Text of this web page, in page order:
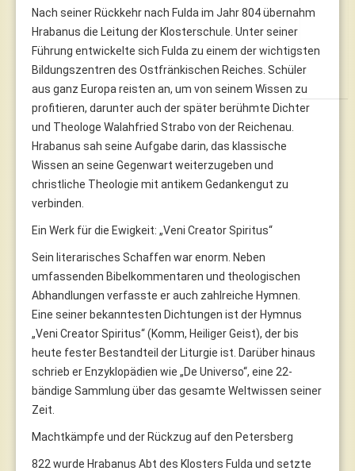
Nach seiner Rückkehr nach Fulda im Jahr 804 übernahm
Hrabanus die Leitung der Klosterschule. Unter seiner
Führung entwickelte sich Fulda zu einem der wichtigsten
Bildungszentren des Ostfränkischen Reiches. Schüler
aus ganz Europa reisten an, um von seinem Wissen zu
profitieren, darunter auch der später berühmte Dichter
und Theologe Walahfried Strabo von der Reichenau.
Hrabanus sah seine Aufgabe darin, das klassische
Wissen an seine Gegenwart weiterzugeben und
christliche Theologie mit antikem Gedankengut zu
verbinden.
Ein Werk für die Ewigkeit: „Veni Creator Spiritus“
Sein literarisches Schaffen war enorm. Neben
umfassenden Bibelkommentaren und theologischen
Abhandlungen verfasste er auch zahlreiche Hymnen.
Eine seiner bekanntesten Dichtungen ist der Hymnus
„Veni Creator Spiritus“ (Komm, Heiliger Geist), der bis
heute fester Bestandteil der Liturgie ist. Darüber hinaus
schrieb er Enzyklopädien wie „De Universo“, eine 22-
bändige Sammlung über das gesamte Weltwissen seiner
Zeit.
Machtkämpfe und der Rückzug auf den Petersberg
822 wurde Hrabanus Abt des Klosters Fulda und setzte